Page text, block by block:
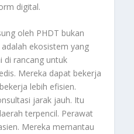
digital.
oleh PHDT bukan
ekosistem yang
di rancang untuk
Mereka dapat bekerja
lebih efisien.
jarak jauh. Itu
terpencil. Perawat
Mereka memantau